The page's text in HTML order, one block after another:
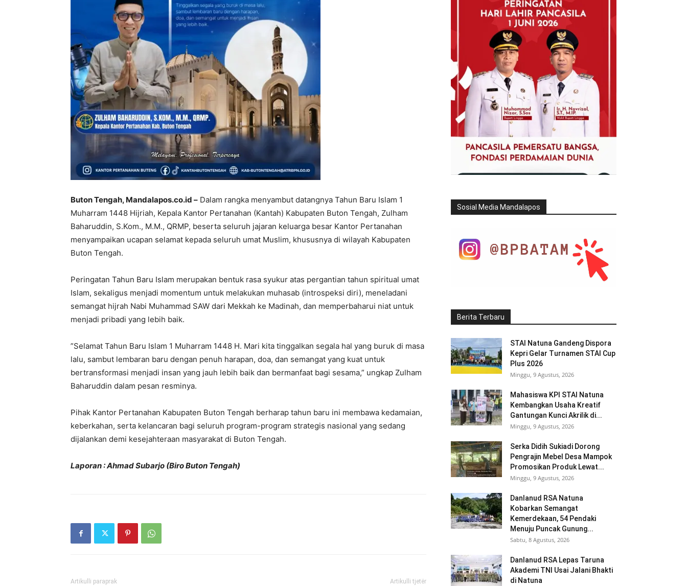
Buton Tengah, Mandalapos.co.id – Dalam rangka menyambut datangnya Tahun Baru Islam 1
Muharram 1448 Hijriah, Kepala Kantor Pertanahan (Kantah) Kabupaten Buton Tengah, Zulham
Baharuddin, S.Kom., M.M., QRMP, beserta seluruh jajaran keluarga besar Kantor Pertanahan
menyampaikan ucapan selamat kepada seluruh umat Muslim, khususnya di wilayah Kabupaten
Buton Tengah.
Peringatan Tahun Baru Islam merupakan bentuk rasa syukur atas pergantian tahun spiritual umat
Islam, sekaligus menjadi momentum untuk melakukan muhasab (introspeksi diri), meneladani
semangat hijrah Nabi Muhammad SAW dari Mekkah ke Madinah, dan memperbaharui niat untuk
menjadi pribadi yang lebih baik.
​”Selamat Tahun Baru Islam 1 Muharram 1448 H. Mari kita tinggalkan segala hal yang buruk di masa
lalu, sambut lembaran baru dengan penuh harapan, doa, dan semangat yang kuat untuk
bertransformasi menjadi insan yang jauh lebih baik dan bermanfaat bagi sesama,” ungkap Zulham
Baharuddin dalam pesan resminya.
​Pihak Kantor Pertanahan Kabupaten Buton Tengah berharap tahun baru ini membawa kedamaian,
keberkahan, serta kelancaran bagi seluruh program-program strategis nasional yang sedang
dijalankan demi kesejahteraan masyarakat di Buton Tengah.
Laporan : Ahmad Subarjo (Biro Buton Tengah)
Artikulli paraprak Artikulli tjetër
Sosial Media Mandalapos
Berita Terbaru
STAI Natuna Gandeng Dispora
Kepri Gelar Turnamen STAI Cup
Plus 2026
Minggu, 9 Agustus, 2026
Mahasiswa KPI STAI Natuna
Kembangkan Usaha Kreatif
Gantungan Kunci Akrilik di...
Minggu, 9 Agustus, 2026
Serka Didih Sukiadi Dorong
Pengrajin Mebel Desa Mampok
Promosikan Produk Lewat...
Minggu, 9 Agustus, 2026
Danlanud RSA Natuna
Kobarkan Semangat
Kemerdekaan, 54 Pendaki
Menuju Puncak Gunung...
Sabtu, 8 Agustus, 2026
Danlanud RSA Lepas Taruna
Akademi TNI Usai Jalani Bhakti
di Natuna